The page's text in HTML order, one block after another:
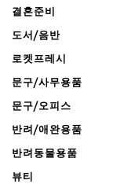
결혼준비
도서/음반
로켓프레시
문구/사무용품
문구/오피스
반려/애완용품
반려동물용품
뷰티